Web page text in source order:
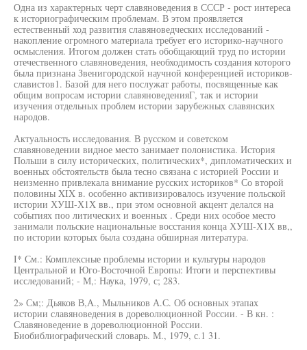
Одна из характерных черт славяноведения в СССР - рост интереса
к историографическим проблемам. В этом проявляется
естественный ход развития славяноведческих исследований -
накопление огромного материала требует его историко-научного
осмысления. Итогом должен стать обобщающий труд по истории
отечественного славяноведения, необходимость создания которого
была признана Звенигородской научной конференцией историков-
славистов1. Базой для него послужат работы, посвященные как
общим вопросам истории славяноведенияГ, так и истории
изучения отдельных проблем истории зарубежных славянских
народов.
Актуальность исследования. В русском и советском
славяноведении видное место занимает полонистика. История
Польши в силу исторических, политических*, дипломатических и
военных обстоятельств была тесно связана с историей России и
неизменно привлекала внимание русских историков* Со второй
половины XIX в. особенно активизировалось изучение польской
истории ХУШ-Х1Х вв., при этом основной акцент делался на
событиях поо литических и военных . Среди них особое место
занимали польские национальные восстания конца ХУШ-Х1Х вв,,
по истории которых была создана обширная литература.
I* См.: Комплексные проблемы истории и культуры народов
Центральной и Юго-Восточной Европы: Итоги и перспективы
исследований; - М,: Наука, 1979, с; 283.
2» См;: Дьяков В,А., Мыльников А.С. Об основных этапах
истории славяноведения в дореволюционной России. - В кн. :
Славяноведение в дореволюционной России.
Биобиблиографический словарь. М., 1979, с.1 31.